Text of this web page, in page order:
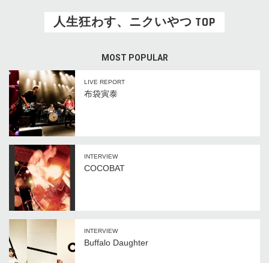
人生狂わす、ニクいやつ TOP
MOST POPULAR
LIVE REPORT
布袋寅泰
INTERVIEW
COCOBAT
INTERVIEW
Buffalo Daughter